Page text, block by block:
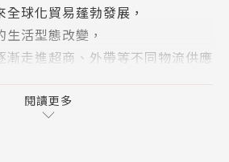
球化貿易蓬勃發展，
活型態改變，
漸走進超商、外帶等不同物流供應
加工和包裝機械設備，
、食品GMP等級認證的嚴苛標
閱讀更多